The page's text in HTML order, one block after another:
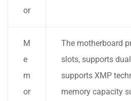
or
M
e
m
or
The motherboard
slots, supports
supports XMP
memory capacity